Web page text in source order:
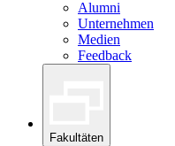
Alumni
Unternehmen
Medien
Feedback
Fakultäten